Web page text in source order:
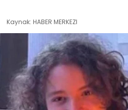
Kaynak: HABER MERKEZI